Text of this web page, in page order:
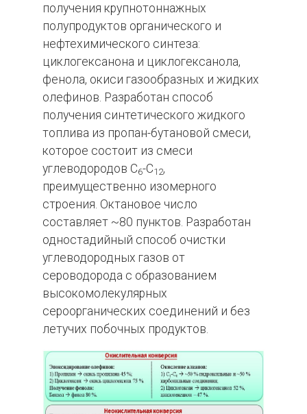
получения крупнотоннажных
полупродуктов органического и
нефтехимического синтеза:
циклогексанона и циклогексанола,
фенола, окиси газообразных и жидких
олефинов. Разработан способ
получения синтетического жидкого
топлива из пропан-бутановой смеси,
которое состоит из смеси
углеводородов С6-С12,
преимущественно изомерного
строения. Октановое число
составляет ~80 пунктов. Разработан
одностадийный способ очистки
углеводородных газов от
сероводорода с образованием
высокомолекулярных
сероорганических соединений и без
летучих побочных продуктов.